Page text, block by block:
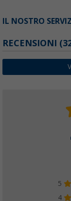
IL NOSTRO
RECENSIONI
5
4